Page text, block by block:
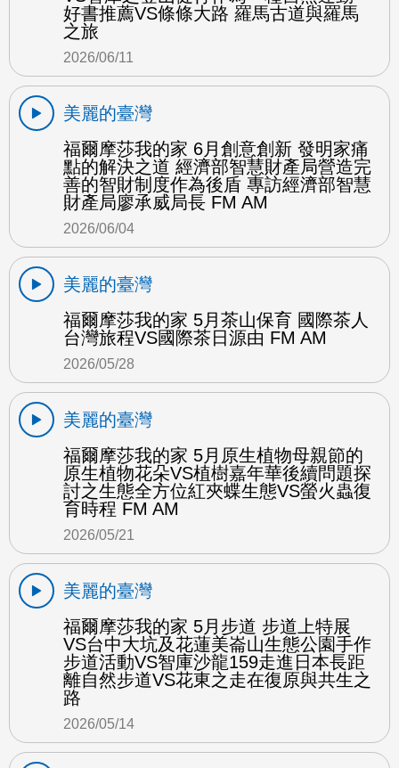
好書推薦VS條條大路 羅馬古道與羅馬
之旅
2026/06/11
美麗的臺灣
福爾摩莎我的家 6月創意創新 發明家痛
點的解決之道 經濟部智慧財產局營造完
善的智財制度作為後盾 專訪經濟部智慧
財產局廖承威局長 FM AM
2026/06/04
美麗的臺灣
福爾摩莎我的家 5月茶山保育 國際茶人
台灣旅程VS國際茶日源由 FM AM
2026/05/28
美麗的臺灣
福爾摩莎我的家 5月原生植物母親節的
原生植物花朵VS植樹嘉年華後續問題探
討之生態全方位紅夾蝶生態VS螢火蟲復
育時程 FM AM
2026/05/21
美麗的臺灣
福爾摩莎我的家 5月步道 步道上特展
VS台中大坑及花蓮美崙山生態公園手作
步道活動VS智庫沙龍159走進日本長距
離自然步道VS花東之走在復原與共生之
路
2026/05/14